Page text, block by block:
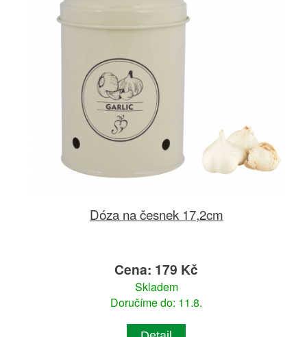
Dóza na česnek 17,2cm
Cena: 179 Kč
Skladem
Doručíme do: 11.8.